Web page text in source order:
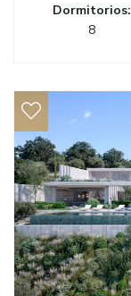
Dormitorios:
8